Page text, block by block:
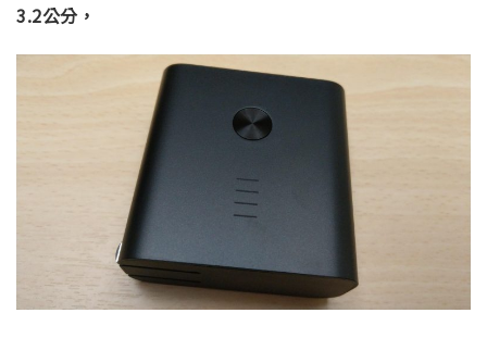
3.2公分，